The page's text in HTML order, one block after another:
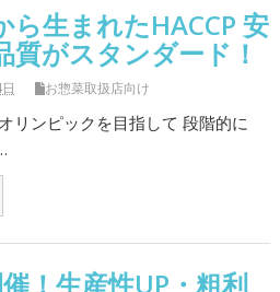
ら生まれたHACCP 安
質がスタンダード！
お惣菜取扱店向け
リンピックを目指して 段階的に
！生産性UP・粗利